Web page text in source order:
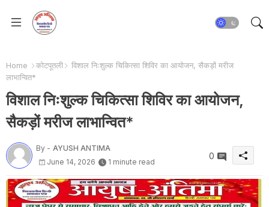
Home कोटपूतली
विशाल निःशुल्क चिकित्सा शिविर का आयोजन, सैकड़ों मरीज
लाभान्वित*
विशाल निःशुल्क चिकित्सा शिविर का आयोजन,
सैकड़ों मरीज लाभान्वित*
By - AYUSH ANTIMA
June 14, 2026
1 minute read
0